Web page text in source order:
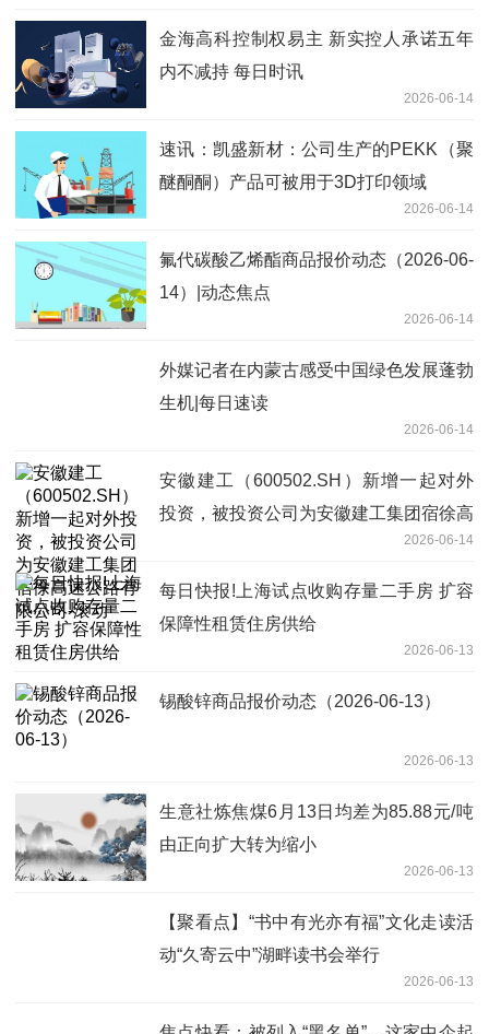
金海高科控制权易主 新实控人承诺五年
内不减持 每日时讯
2026-06-14
速讯：凯盛新材：公司生产的PEKK（聚
醚酮酮）产品可被用于3D打印领域
2026-06-14
氟代碳酸乙烯酯商品报价动态（2026-06-
14）|动态焦点
2026-06-14
外媒记者在内蒙古感受中国绿色发展蓬勃
生机|每日速读
2026-06-14
安徽建工（600502.SH）新增一起对外
投资，被投资公司为安徽建工集团宿徐高
2026-06-14
每日快报!上海试点收购存量二手房 扩容
保障性租赁住房供给
2026-06-13
锡酸锌商品报价动态（2026-06-13）
2026-06-13
生意社炼焦煤6月13日均差为85.88元/吨
由正向扩大转为缩小
2026-06-13
【聚看点】“书中有光亦有福”文化走读活
动“久寄云中”湖畔读书会举行
2026-06-13